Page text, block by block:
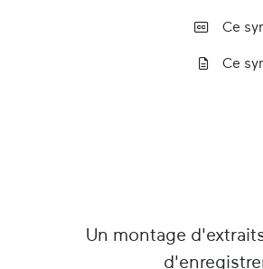
Ce
Ce
Un montage